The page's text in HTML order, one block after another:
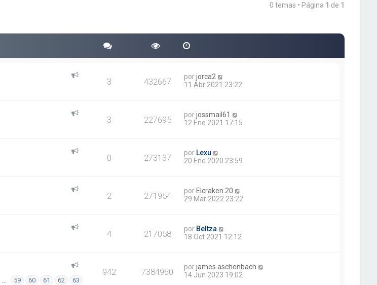
0 temas • Página 1 de 1
3 432667 porjorca2
11 Abr 2021 23:22
3 227695 porjossmail61
12 Ene 2021 17:15
0 273137 por Lexu
20 Ene 2020 23:59
2 271954 por Elcraken.20
29 Mar 2022 23:22
4 217058 por Beltza
18 Oct 2021 12:12
… 59 60 61 62 63
942 7384960 porjames.aschenbach
14 Jun 2023 19:02